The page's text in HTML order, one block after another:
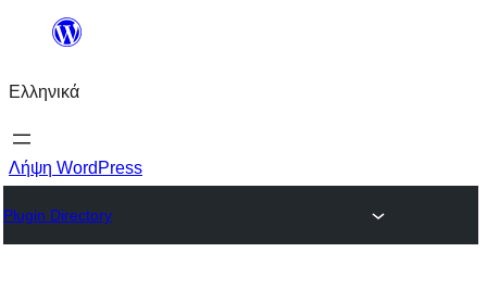
Μετάβαση
περιεχόμενο
Ελληνικά
Λήψη WordPress
Plugin Directory